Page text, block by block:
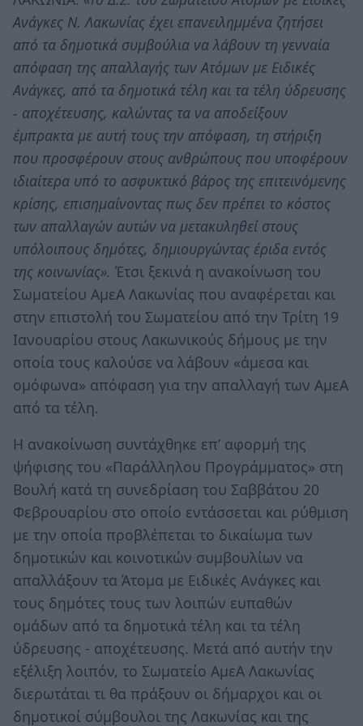
Ανάγκες Ν. Λακωνίας έχει επανειλημμένα ζητήσει
από τα δημοτικά συμβούλια να λάβουν τη γενναία
απόφαση της απαλλαγής των Ατόμων με Ειδικές
Ανάγκες, από τα δημοτικά τέλη και τα τέλη ύδρευσης
- αποχέτευσης, καλώντας τα να αποδείξουν
έμπρακτα με αυτή τους την απόφαση, τη στήριξη
που προσφέρουν στους ανθρώπους που υποφέρουν
ιδιαίτερα υπό το ασφυκτικό βάρος της επιτεινόμενης
κρίσης, επισημαίνοντας πως δεν πρέπει το κόστος
των απαλλαγών αυτών να μετακυληθεί στους
υπόλοιπους δημότες, δημιουργώντας έριδα εντός
της κοινωνίας». Έτσι ξεκινά η ανακοίνωση του
Σωματείου ΑμεΑ Λακωνίας που αναφέρεται και
στην επιστολή του Σωματείου από την Τρίτη 19
Ιανουαρίου στους Λακωνικούς δήμους με την
οποία τους καλούσε να λάβουν «άμεσα και
ομόφωνα» απόφαση για την απαλλαγή των ΑμεΑ
από τα τέλη.
Η ανακοίνωση συντάχθηκε επ’ αφορμή της
ψήφισης του «Παράλληλου Προγράμματος» στη
Βουλή κατά τη συνεδρίαση του Σαββάτου 20
Φεβρουαρίου στο οποίο εντάσσεται και ρύθμιση
με την οποία προβλέπεται το δικαίωμα των
δημοτικών και κοινοτικών συμβουλίων να
απαλλάξουν τα Άτομα με Ειδικές Ανάγκες και
τους δημότες τους των λοιπών ευπαθών
ομάδων από τα δημοτικά τέλη και τα τέλη
ύδρευσης - αποχέτευσης. Μετά από αυτήν την
εξέλιξη λοιπόν, το Σωματείο ΑμεΑ Λακωνίας
διερωτάται τι θα πράξουν οι δήμαρχοι και οι
δημοτικοί σύμβουλοι της Λακωνίας και της